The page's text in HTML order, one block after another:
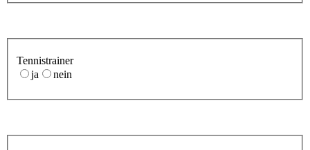
Tennistrainer
ja
nein